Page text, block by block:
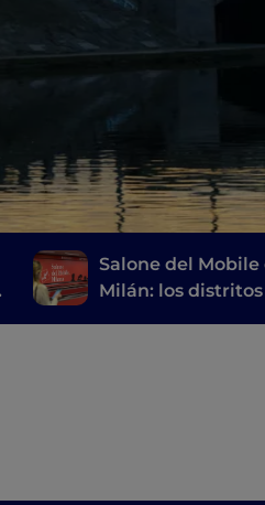
Salone del Mobile
Milán: los